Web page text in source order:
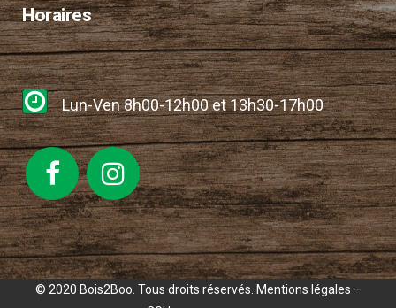
Horaires
Lun-Ven 8h00-12h00 et 13h30-17h00
© 2020 Bois2Boo. Tous droits réservés. Mentions légales –